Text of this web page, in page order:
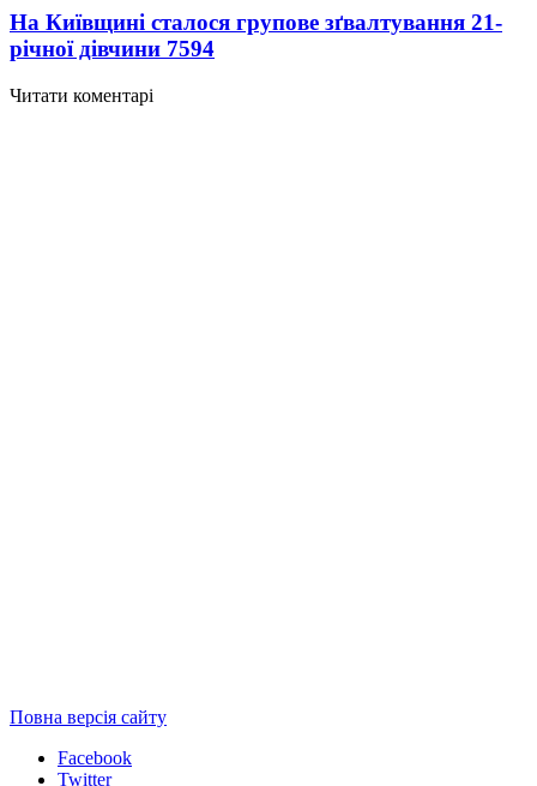
На Київщині сталося групове зґвалтування 21-
річної дівчини 7594
Читати коментарі
Повна версія сайту
Facebook
Twitter